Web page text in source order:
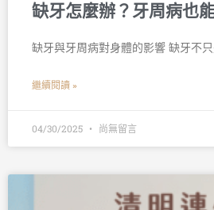
缺牙怎麼辦？牙周病也
缺牙與牙周病對身體的影響 缺牙不
繼續閱讀 »
04/30/2025 尚無留言